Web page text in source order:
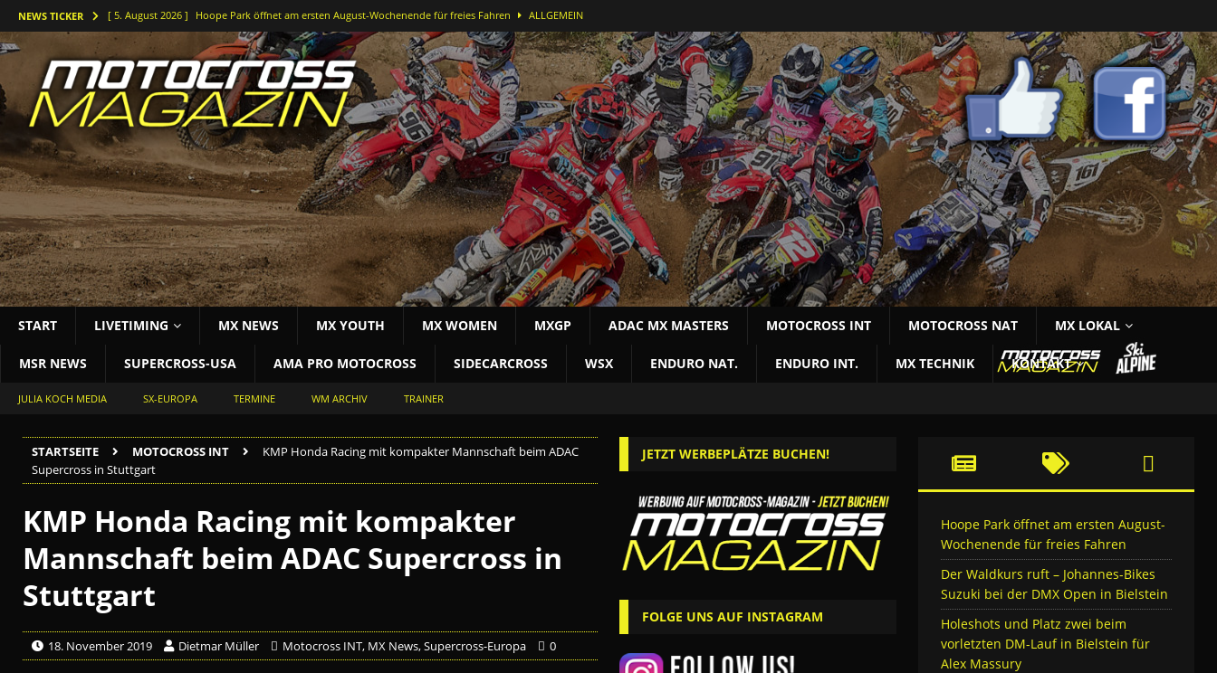
NEWS TICKER [ 5. August 2026 ] Hoope Park öffnet am ersten August-Wochenende für freies Fahren ALLGEMEIN
[ 5. August 2026 ] Der Waldkurs ruft – Johannes-Bikes Suzuki bei der DMX Open in Bielstein MOTOCROSS NAT
[ 4. August 2026 ] Holeshots und Platz zwei beim vorletzten DM-Lauf in Bielstein für Alex Massury MX NEWS
[ 3. August 2026 ] Starke Antwort im tiefen Sand: Simon Längenfelder stürmt in Lommel aufs Podest MOTOCROSS INT
[ 3. August 2026 ] Bielstein rockt die Deutsche Motocross-Meisterschaft MOTOCROSS NAT
START LIVETIMING MX NEWS MX YOUTH MX WOMEN MXGP ADAC MX MASTERS MOTOCROSS INT MOTOCROSS NAT MX LOKAL
MSR NEWS SUPERCROSS-USA AMA PRO MOTOCROSS SIDECARCROSS WSX ENDURO NAT. ENDURO INT. MX TECHNIK KONTAKT
JULIA KOCH MEDIA SX-EUROPA TERMINE WM ARCHIV TRAINER
STARTSEITE MOTOCROSS INT
KMP Honda Racing mit kompakter Mannschaft beim ADAC
Supercross in Stuttgart
KMP Honda Racing mit kompakter
Mannschaft beim ADAC Supercross in
Stuttgart
18. November 2019 Dietmar Müller Motocross INT, MX News,Supercross-Europa 0
JETZT WERBEPLÄTZE BUCHEN!
FOLGE UNS AUF INSTAGRAM
Hoope Park öffnet am ersten August-
Wochenende für freies Fahren
Der Waldkurs ruft – Johannes-Bikes
Suzuki bei der DMX Open in Bielstein
Holeshots und Platz zwei beim
vorletzten DM-Lauf in Bielstein für
Alex Massury